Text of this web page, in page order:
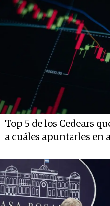
Top 5 de los Cedears
a cuáles apuntarles en